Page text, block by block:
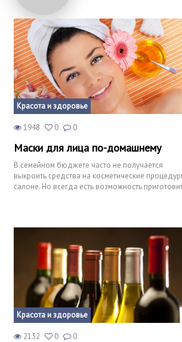
Красота и здоровье
1948 0 0
Маски для лица по-домашнему
В семейном бюджете часто не получается
выкроить средства на косметические
салоне. Но всегда есть возможность
Красота и здоровье
2132 0 0